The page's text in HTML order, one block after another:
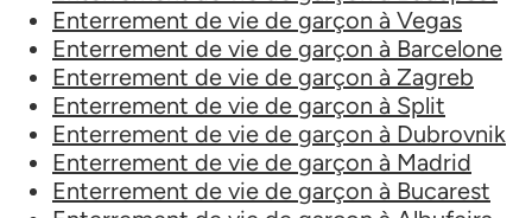
Enterrement de vie de garçon à Vegas
Enterrement de vie de garçon à Barcelone
Enterrement de vie de garçon à Zagreb
Enterrement de vie de garçon à Split
Enterrement de vie de garçon à Dubrovnik
Enterrement de vie de garçon à Madrid
Enterrement de vie de garçon à Bucarest